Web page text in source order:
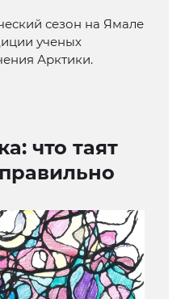
сезон на Ямале
ученых
Арктики.
что таят